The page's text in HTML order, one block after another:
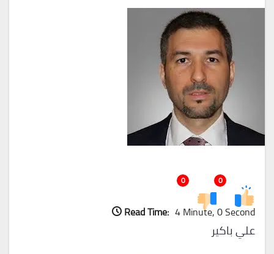
0
0
Read Time: 4 Minute, 0 Second
علي باكير